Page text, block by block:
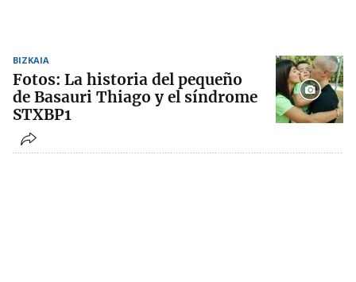
BIZKAIA
Fotos: La historia del pequeño
de Basauri Thiago y el síndrome
STXBP1